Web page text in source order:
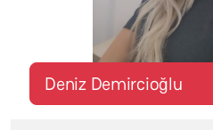
Deniz Demircioğlu